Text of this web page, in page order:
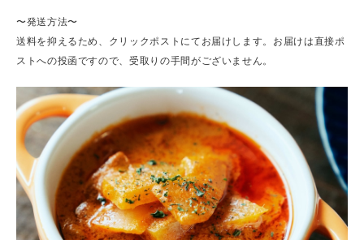
〜発送方法〜
送料を抑えるため、クリックポストにてお届けします。お届けは直接ポ
ストへの投函ですので、受取りの手間がございません。